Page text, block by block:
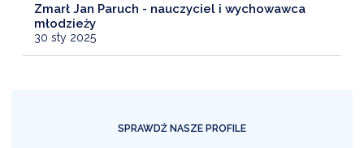
Zmarł Jan Paruch - nauczyciel i wychowawca
młodzieży
30 sty 2025
SPRAWDŹ NASZE PROFILE